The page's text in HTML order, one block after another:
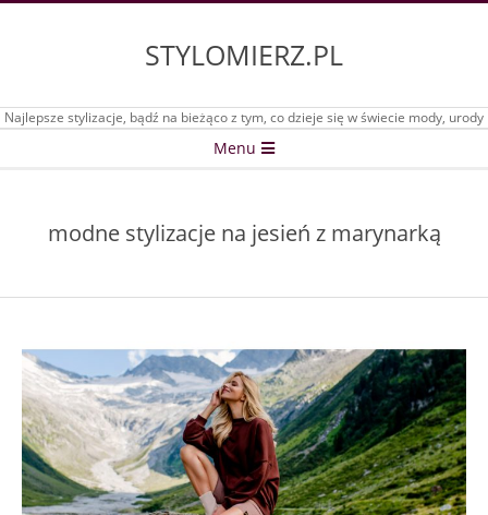
STYLOMIERZ.PL
Najlepsze stylizacje, bądź na bieżąco z tym, co dzieje się w świecie mody, urody
Menu
modne stylizacje na jesień z marynarką